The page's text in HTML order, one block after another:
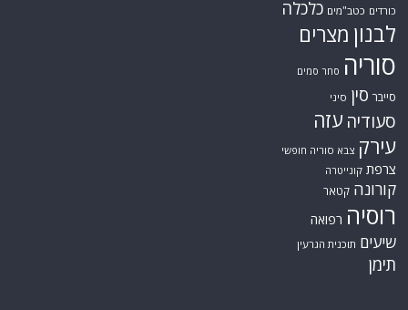
כורדים כטב"מים כלכלה
לבנון מצרים
סוריה סחר סמים
סייבר סין סיני
סעודיה עזה
עירק צבא סוריה חופשי
צרפת קונייטרה
קורונה קטאר
רוסיה רפואה
שיעים תוכנית הגרעין
תימן